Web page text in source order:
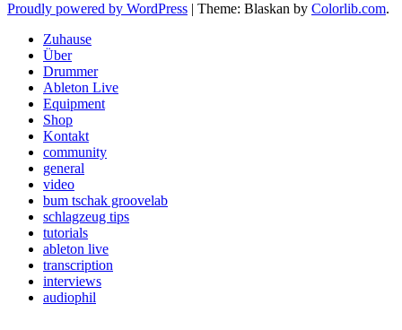
Proudly powered by WordPress | Theme: Blaskan by Colorlib.com.
Zuhause
Über
Drummer
Ableton Live
Equipment
Shop
Kontakt
community
general
video
bum tschak groovelab
schlagzeug tips
tutorials
ableton live
transcription
interviews
audiophil